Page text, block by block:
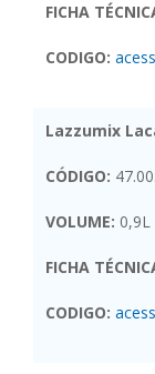
FICHA
CODIGO:
Lazzumix
CÓDIGO:
VOLUME: 0,9L
FICHA
CODIGO: